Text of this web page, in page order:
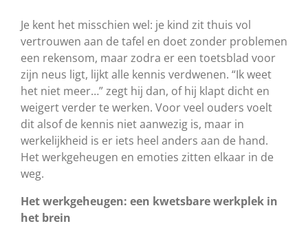
Je kent het misschien wel: je kind zit thuis vol
vertrouwen aan de tafel en doet zonder problemen
een rekensom, maar zodra er een toetsblad voor
zijn neus ligt, lijkt alle kennis verdwenen. “Ik weet
het niet meer…” zegt hij dan, of hij klapt dicht en
weigert verder te werken. Voor veel ouders voelt
dit alsof de kennis niet aanwezig is, maar in
werkelijkheid is er iets heel anders aan de hand.
Het werkgeheugen en emoties zitten elkaar in de
weg.
Het werkgeheugen: een kwetsbare werkplek in
het brein